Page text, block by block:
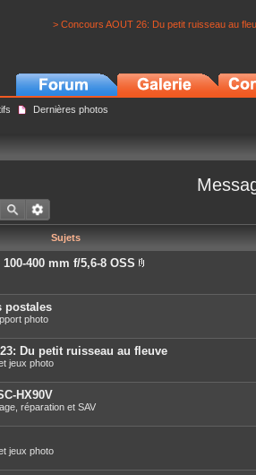
> Concours AOUT 26: Du petit ruisseau au
Dernières photos
Sujets
400 mm f/5,6-8 OSS
è
j
o
i
t
postales
photo
Du petit ruisseau au fleuve
jeux photo
HX90V
réparation et SAV
jeux photo